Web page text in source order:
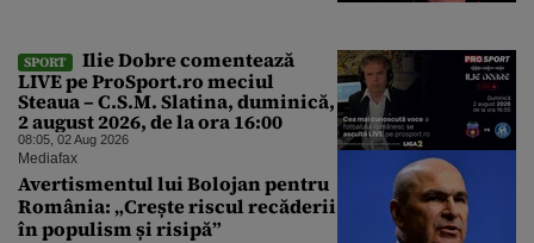
SPORT
Ilie Dobre comentează
LIVE pe ProSport.ro meciul
Steaua – C.S.M. Slatina, duminică,
2 august 2026, de la ora 16:00
08:05, 02 Aug 2026
Mediafax
Avertismentul lui Bolojan pentru
România: „Crește riscul recăderii
în populism și risipă”